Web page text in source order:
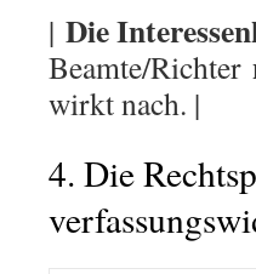
| Die
Beamte/Richter
wirkt nach. |
4. Die